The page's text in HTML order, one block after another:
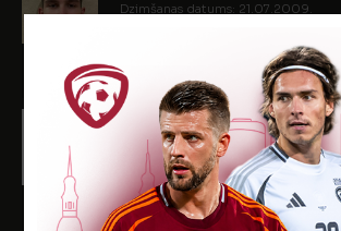
Dzimšanas datums: 21.07.2009.
- - 2
Alekss Šakelis
Dzimšanas datums: 07.05.2009.
Spēlētāja statuss: Amatieris
- - -